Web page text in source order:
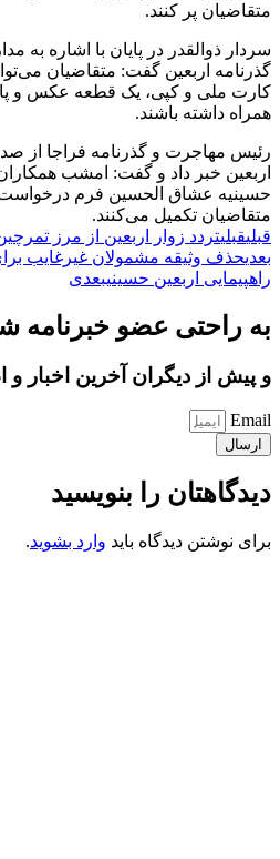
متقاضیان پر کنند.
سردار ذوالقدر در پایان با اشاره به
گذرنامه اربعین گفت: متقاضیان
کارت ملی و کپی، یک قطعه عکس و
همراه داشته باشند.
اربعین خبر داد و گفت: امشب
حسینیه عشاق الحسین فرم درخواست
متقاضیان تکمیل می‌کنند.
قبلیقبلیتردد زوار اربعین از مرز تمرچین ۲۴ساعته
بعدیحذف وثیقه مشمولان غیرغایب
راهپیمایی اربعین حسینیبعدی
به راحتی عضو خبرنامه
و پیش از دیگران آخرین اخبار و
Email
ارسال
دیدگاهتان را بنویسید
برای نوشتن دیدگاه باید وارد بشوید.